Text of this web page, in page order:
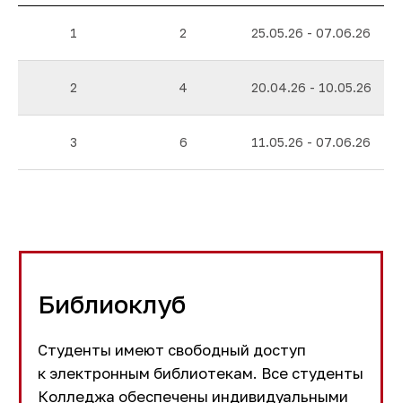
1 2 25.05.26 - 07.06.26
2 4 20.04.26 - 10.05.26
3 6 11.05.26 - 07.06.26
экземпляров книг.
1588
1666